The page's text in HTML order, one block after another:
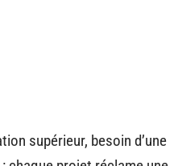
supérieur, besoin d’une